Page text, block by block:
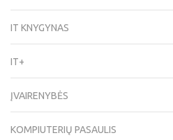
IT KNYGYNAS
IT+
ĮVAIRENYBĖS
KOMPIUTERIŲ PASAULIS